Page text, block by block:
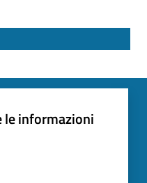
le informazioni